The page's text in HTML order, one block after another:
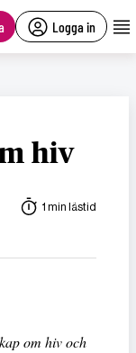
Logga in
hiv
1 min lästid
om hiv och